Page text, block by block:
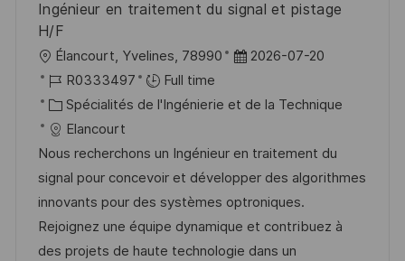
a
p
t
Ingénieur en traitement du signal et pistage
H/F
o
c
a
l
i
s
a
t
Élancourt, Yvelines, 78990
D
t
d
’
a
f
f
2026-07-20
R
é
f
é
r
e
n
c
R0333497
Full time
C
a
t
é
g
o
r
Spécialités de l'Ingénierie et de la Technique
Elancourt
Nous recherchons un Ingénieur en traitement du
signal pour concevoir et développer des algorithmes
innovants pour des systèmes optroniques.
Rejoignez une équipe dynamique et contribuez à
des projets de haute technologie dans un